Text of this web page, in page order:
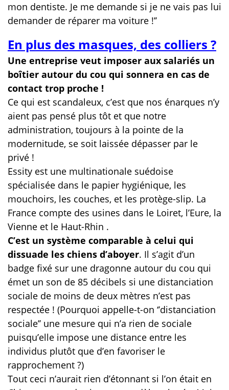
mon dentiste. Je me demande si je ne vais pas lui
demander de réparer ma voiture !’’
En plus des masques, des colliers ?
Une entreprise veut imposer aux salariés un
boîtier autour du cou qui sonnera en cas de
contact trop proche !
Ce qui est scandaleux, c’est que nos énarques n’y
aient pas pensé plus tôt et que notre
administration, toujours à la pointe de la
modernitude, se soit laissée dépasser par le
privé !
Essity est une multinationale suédoise
spécialisée dans le papier hygiénique, les
mouchoirs, les couches, et les protège-slip. La
France compte des usines dans le Loiret, l’Eure, la
Vienne et le Haut-Rhin .
C’est un système comparable à celui qui
dissuade les chiens d’aboyer. Il s’agit d’un
badge fixé sur une dragonne autour du cou qui
émet un son de 85 décibels si une distanciation
sociale de moins de deux mètres n’est pas
respectée ! (Pourquoi appelle-t-on ‘’distanciation
sociale’’ une mesure qui n’a rien de sociale
puisqu’elle impose une distance entre les
individus plutôt que d’en favoriser le
rapprochement ?)
Tout ceci n’aurait rien d’étonnant si l’on était en